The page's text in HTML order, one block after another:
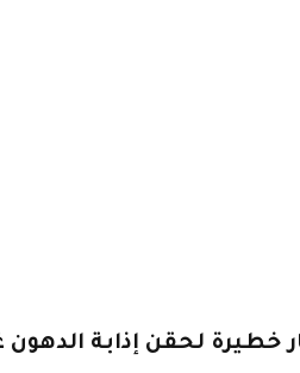
خطيرة لحقن إذابة